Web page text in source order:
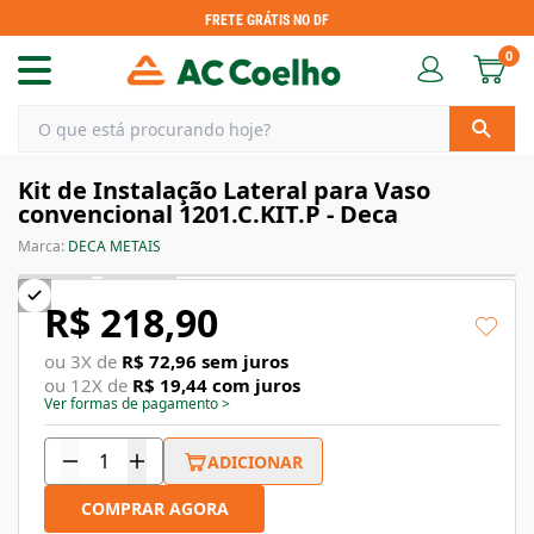
FRETE GRÁTIS NO DF
0
Kit de Instalação Lateral para Vaso
convencional 1201.C.KIT.P - Deca
Marca: DECA METAIS
R$ 218,90
ou 3X de R$ 72,96 sem juros
ou 12X de R$ 19,44 com juros
Ver formas de pagamento>
ADICIONAR
COMPRAR AGORA